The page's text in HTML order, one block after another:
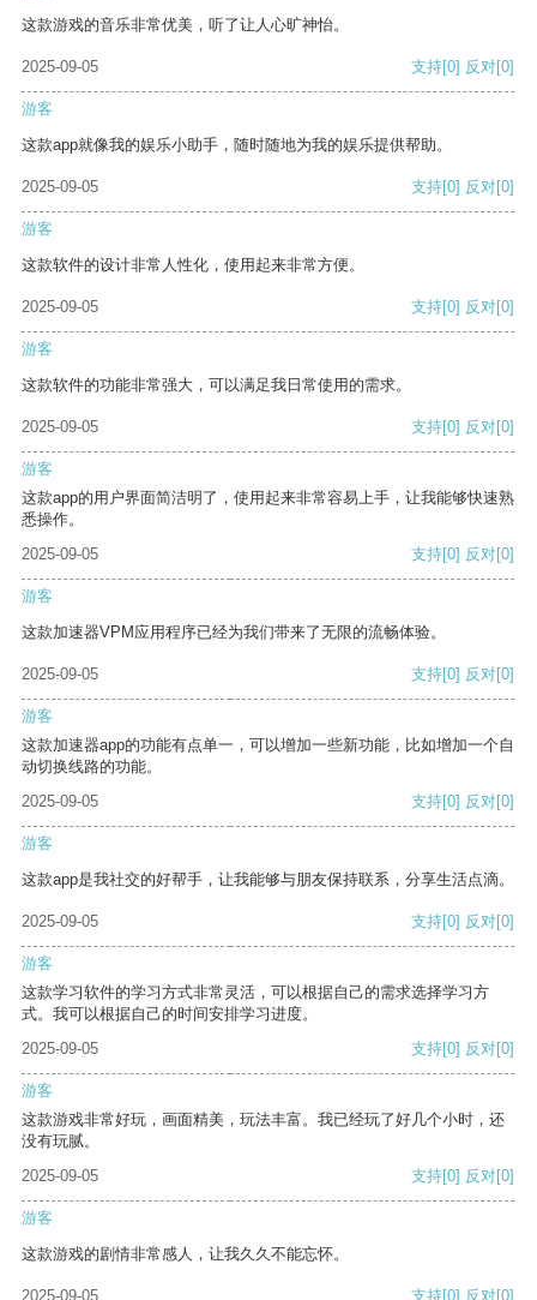
这款游戏的音乐非常优美，听了让人心旷神怡。
2025-09-05 支持[0] 反对[0]
游客
这款app就像我的娱乐小助手，随时随地为我的娱乐提供帮助。
2025-09-05 支持[0] 反对[0]
游客
这款软件的设计非常人性化，使用起来非常方便。
2025-09-05 支持[0] 反对[0]
游客
这款软件的功能非常强大，可以满足我日常使用的需求。
2025-09-05 支持[0] 反对[0]
游客
这款app的用户界面简洁明了，使用起来非常容易上手，让我能够快速熟
悉操作。
2025-09-05
支持[0] 反对[0]
游客
这款加速器VPM应用程序已经为我们带来了无限的流畅体验。
2025-09-05 支持[0] 反对[0]
游客
这款加速器app的功能有点单一，可以增加一些新功能，比如增加一个自
动切换线路的功能。
2025-09-05
支持[0] 反对[0]
游客
这款app是我社交的好帮手，让我能够与朋友保持联系，分享生活点滴。
2025-09-05 支持[0] 反对[0]
游客
这款学习软件的学习方式非常灵活，可以根据自己的需求选择学习方
式。我可以根据自己的时间安排学习进度。
2025-09-05
支持[0] 反对[0]
游客
这款游戏非常好玩，画面精美，玩法丰富。我已经玩了好几个小时，还
没有玩腻。
2025-09-05
支持[0] 反对[0]
游客
这款游戏的剧情非常感人，让我久久不能忘怀。
2025-09-05 支持[0] 反对[0]